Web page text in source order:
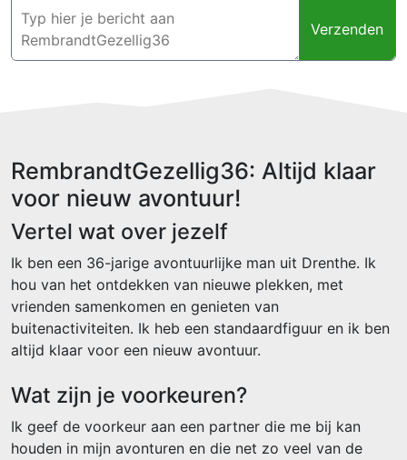
Verzenden
RembrandtGezellig36: Altijd klaar
voor nieuw avontuur!
Vertel wat over jezelf
Ik ben een 36-jarige avontuurlijke man uit Drenthe. Ik
hou van het ontdekken van nieuwe plekken, met
vrienden samenkomen en genieten van
buitenactiviteiten. Ik heb een standaardfiguur en ik ben
altijd klaar voor een nieuw avontuur.
Wat zijn je voorkeuren?
Ik geef de voorkeur aan een partner die me bij kan
houden in mijn avonturen en die net zo veel van de